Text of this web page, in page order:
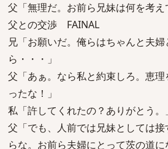
父「無理だ。お前ら兄妹は何を考え
父との交渉 FAINAL
兄「お願いだ。俺らはちゃんと夫
ら・・・」
父「あぁ。なら私と約束しろ。恵
ったな！」
私「許してくれたの？ありがとう。
父「でも、人前では兄妹としては
らな。お前ら夫婦にとって茨の道に